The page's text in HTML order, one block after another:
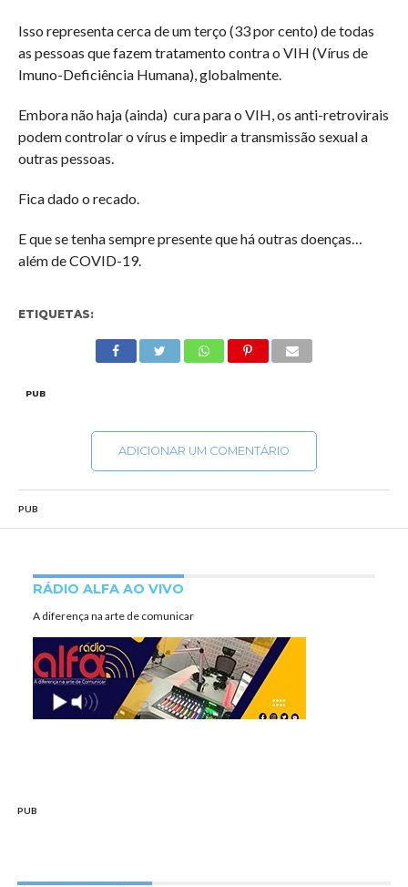
Isso representa cerca de um terço (33 por cento) de todas
as pessoas que fazem tratamento contra o VIH (Vírus de
Imuno-Deficiência Humana), globalmente.
Embora não haja (ainda) cura para o VIH, os anti-retrovirais
podem controlar o vírus e impedir a transmissão sexual a
outras pessoas.
Fica dado o recado.
E que se tenha sempre presente que há outras doenças…
além de COVID-19.
ETIQUETAS:
PUB
ADICIONAR UM COMENTÁRIO
PUB
RÁDIO ALFA AO VIVO
A diferença na arte de comunicar
PUB